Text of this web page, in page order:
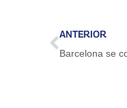
ANTERIOR
Barcelona se